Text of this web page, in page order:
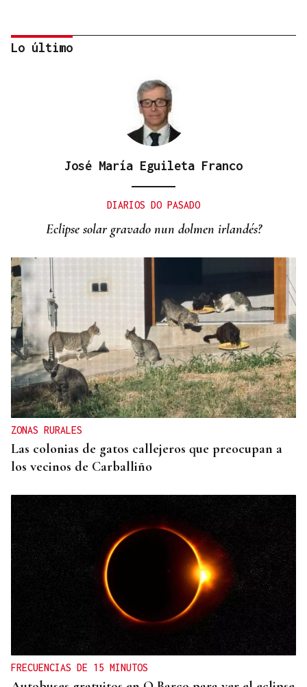
Observación astronómica en Aquis Querquennis
Lo último
José María Eguileta Franco
DIARIOS DO PASADO
Eclipse solar gravado nun dolmen irlandés?
ZONAS RURALES
Las colonias de gatos callejeros que preocupan a
los vecinos de Carballiño
FRECUENCIAS DE 15 MINUTOS